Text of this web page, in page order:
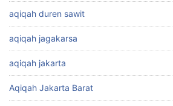
aqiqah duren sawit
aqiqah jagakarsa
aqiqah jakarta
Aqiqah Jakarta Barat